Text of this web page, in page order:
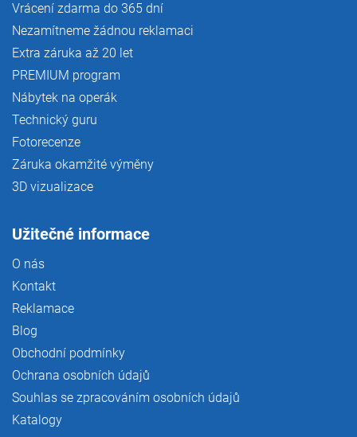
Vrácení zdarma do 365 dní
Nezamítneme žádnou reklamaci
Extra záruka až 20 let
PREMIUM program
Nábytek na operák
Technický guru
Fotorecenze
Záruka okamžité výměny
3D vizualizace
Užitečné informace
O nás
Kontakt
Reklamace
Blog
Obchodní podmínky
Ochrana osobních údajů
Souhlas se zpracováním osobních údajů
Katalogy